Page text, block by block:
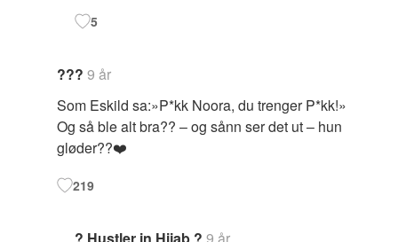
5
??? 9 år
Som Eskild sa:»P*kk Noora, du trenger P*kk!»
Og så ble alt bra?? – og sånn ser det ut – hun
gløder??❤️
219